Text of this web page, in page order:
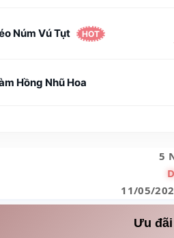
Núm Vú Tụt HOT
Hồng Nhũ Hoa
5
11/05/
Ưu